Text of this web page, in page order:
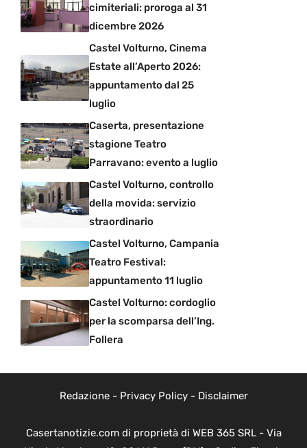
cimiteriali: proroga al 31
dicembre 2026
Castel Volturno, Cinema
Estate all’Aperto 2026:
appuntamento dal 25
luglio
Caserta, presentazione
stagione Teatro
Parravano: evento a luglio
Castel Volturno, controllo
della movida: servizio
straordinario
Castel Volturno, Campania
Teatro Festival:
appuntamento 11 luglio
Castel Volturno: cordoglio
per la scomparsa dell’Ing.
Follera
Redazione- Privacy Policy- Disclaimer
Casertanotizie.com di proprietà di WEB 365 SRL - Via